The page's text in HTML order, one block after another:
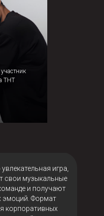
ТНТ
увлекательная игра,
свои музыкальные
и получают
эмоций. Формат
корпоративных